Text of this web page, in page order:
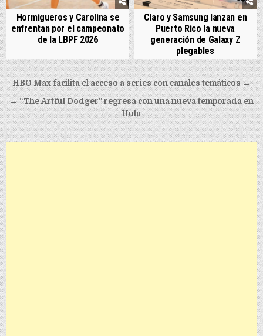
Hormigueros y Carolina se
enfrentan por el campeonato
de la LBPF 2026
Claro y Samsung lanzan en
Puerto Rico la nueva
generación de Galaxy Z
plegables
Post navigation
HBO Max facilita el acceso a series con canales temáticos →
← “The Artful Dodger” regresa con una nueva temporada en
Hulu